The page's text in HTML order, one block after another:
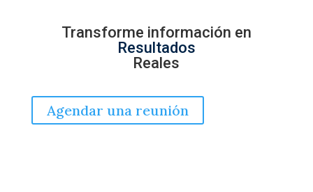
Transforme información en
Resultados
Reales
Agendar una reunión